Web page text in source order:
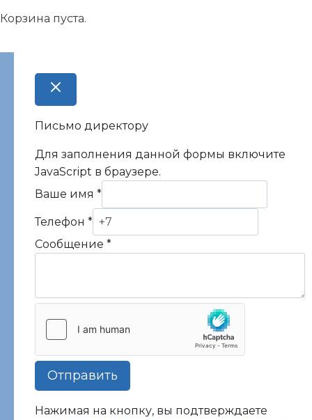
Корзина пуста.
Письмо директору
Для заполнения данной формы включите
JavaScript в браузере.
Ваше имя *
Телефон *
Сообщение *
Отправить
Нажимая на кнопку, вы подтверждаете